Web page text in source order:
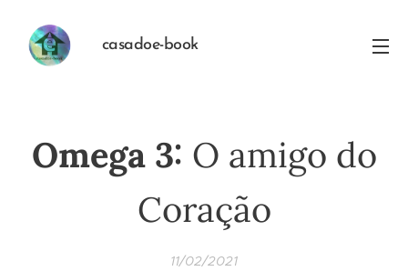
casadoe-book
Omega 3: O amigo do
Coração
11/02/2021